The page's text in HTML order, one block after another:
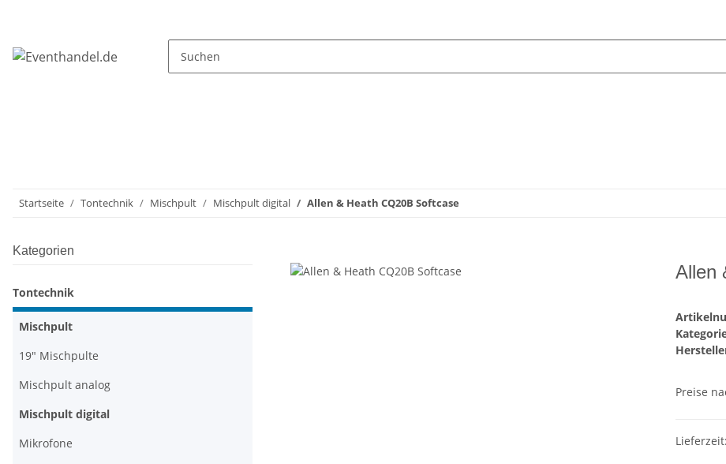
Startseite Tontechnik Mischpult Mischpult digital Allen & Heath CQ20B Softcase
Allen
Preise
Lieferzeit:
Kategorien
Tontechnik
Mischpult
19" Mischpulte
Mischpult analog
Mischpult digital
Mikrofone